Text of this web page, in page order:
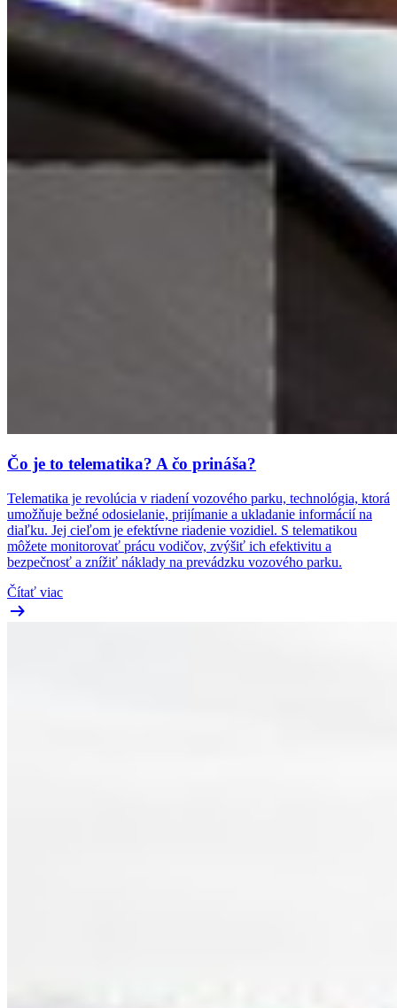
Čo je to telematika? A čo prináša?
Telematika je revolúcia v riadení vozového parku, technológia, ktorá
umožňuje bežné odosielanie, prijímanie a ukladanie informácií na
diaľku. Jej cieľom je efektívne riadenie vozidiel. S telematikou
môžete monitorovať prácu vodičov, zvýšiť ich efektivitu a
bezpečnosť a znížiť náklady na prevádzku vozového parku.
Čítať viac